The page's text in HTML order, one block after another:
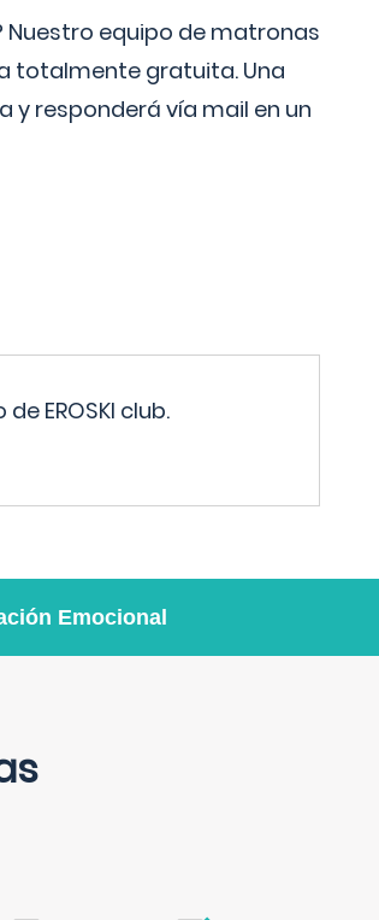
equipo de matronas
totalmente gratuita. Una
responderá vía mail en un
EROSKI club.
Emocional